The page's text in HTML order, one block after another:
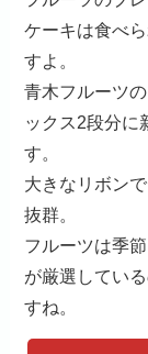
ケーキは食べ
すよ。
青木フルーツ
ックス2段分に
す。
大きなリボン
抜群。
フルーツは季
が厳選してい
すね。